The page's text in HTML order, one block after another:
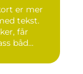
er mer
tekst.
får
hilsenen mer plass båd...